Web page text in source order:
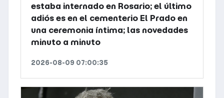
estaba internado en Rosario; el último
adiós es en el cementerio El Prado en
una ceremonia íntima; las novedades
minuto a minuto
2026-08-09 07:00:35